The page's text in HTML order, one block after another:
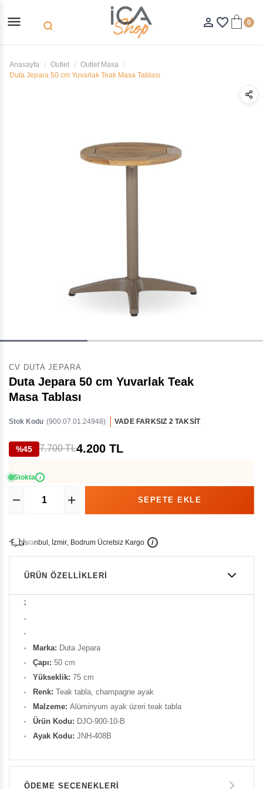
menu search person_outline favorite_border 0
Anasayfa Outlet
Outlet Masa
Duta Jepara 50 cm Yuvarlak Teak Masa Tablası
CV DUTA JEPARA
Duta Jepara 50 cm Yuvarlak Teak
Masa Tablası
Stok Kodu (900.07.01.24948) VADE FARKSIZ 2 TAKSİT
%45 7.700 TL4.200 TL
Stokta i
İstanbu , İzmir, Bodrum Ücretsiz Kargo i
ÜRÜN ÖZELLIKLERI
Marka: Duta Jepara
Çapı: 50 cm
Yükseklik: 75 cm
Renk: Teak tabla, champagne ayak
Malzeme: Alüminyum ayak üzeri teak tabla
Ürün Kodu: DJO-900-10-B
Ayak Kodu: JNH-408B
ÖDEME SEÇENEKLERI